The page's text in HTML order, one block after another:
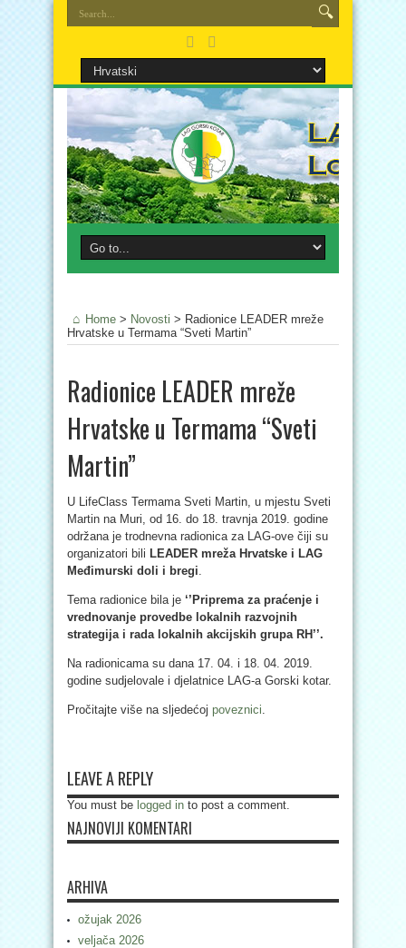
Home > Novosti > Radionice LEADER mreže
Hrvatske u Termama “Sveti Martin”
Radionice LEADER mreže
Hrvatske u Termama “Sveti
Martin”
U LifeClass Termama Sveti Martin, u mjestu Sveti
Martin na Muri, od 16. do 18. travnja 2019. godine
održana je trodnevna radionica za LAG-ove čiji su
organizatori bili LEADER mreža Hrvatske i LAG
Međimurski doli i bregi.
Tema radionice bila je ‘’Priprema za praćenje i
vrednovanje provedbe lokalnih razvojnih
strategija i rada lokalnih akcijskih grupa RH’’.
Na radionicama su dana 17. 04. i 18. 04. 2019.
godine sudjelovale i djelatnice LAG-a Gorski kotar.
Pročitajte više na sljedećoj poveznici.
LEAVE A REPLY
You must be logged in to post a comment.
NAJNOVIJI KOMENTARI
ARHIVA
ožujak 2026
veljača 2026